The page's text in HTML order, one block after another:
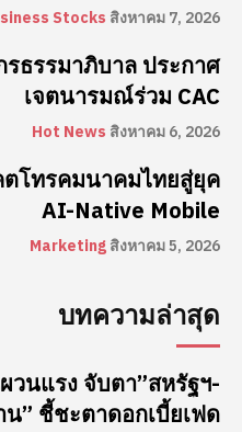
Stocks สิงหาคม 7, 2026
ธรรมาภิบาล ประกาศ
เจตนารมณ์ร่วม CAC
Hot News สิงหาคม 6, 2026
โทรคมนาคมไทยสู่ยุค
AI-Native Mobile
Marketingสิงหาคม 5, 2026
บทความล่าสุด
วนแรง จับตา”สหรัฐฯ-
น” ชี้ชะตาดอกเบี้ยเฟด